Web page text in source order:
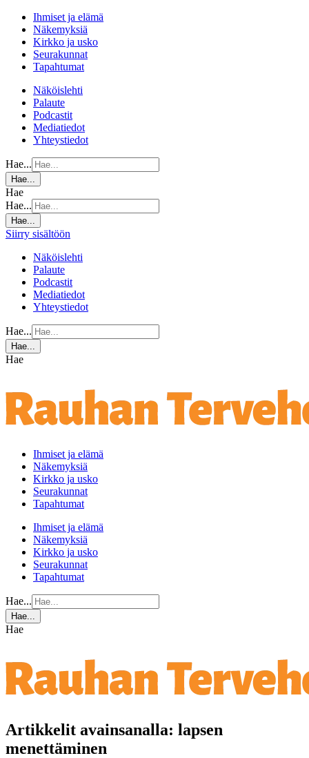
Ihmiset ja elämä
Näkemyksiä
Kirkko ja usko
Seurakunnat
Tapahtumat
Näköislehti
Palaute
Podcastit
Mediatiedot
Yhteystiedot
Hae...
Hae...
Hae
Hae...
Hae...
Siirry sisältöön
Näköislehti
Palaute
Podcastit
Mediatiedot
Yhteystiedot
Hae...
Hae...
Hae
Ihmiset ja elämä
Näkemyksiä
Kirkko ja usko
Seurakunnat
Tapahtumat
Ihmiset ja elämä
Näkemyksiä
Kirkko ja usko
Seurakunnat
Tapahtumat
Hae...
Hae...
Hae
Artikkelit avainsanalla: lapsen
menettäminen